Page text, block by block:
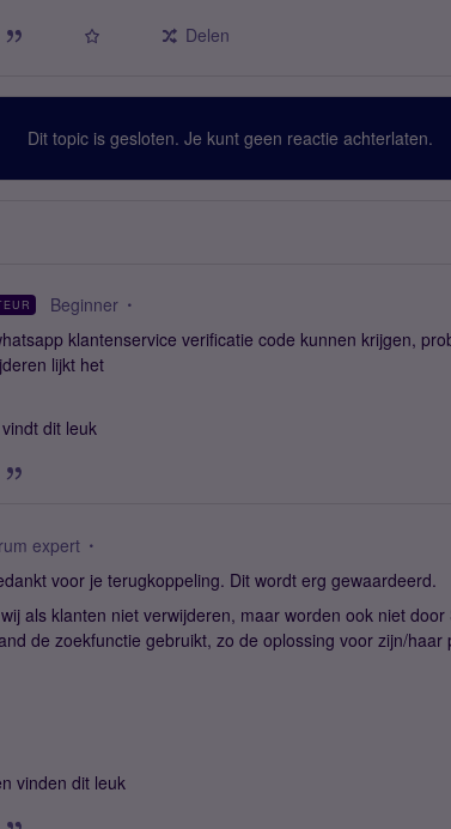
Delen
Dit topic is gesloten. Je kunt geen reactie achterlaten.
Beginner
klantenservice verificatie code kunnen krijgen,
lijkt het
dit leuk
expert
voor je terugkoppeling. Dit wordt erg gewaardeerd.
als klanten niet verwijderen, maar worden ook niet
de zoekfunctie gebruikt, zo de oplossing voor zijn/haar
vinden dit leuk